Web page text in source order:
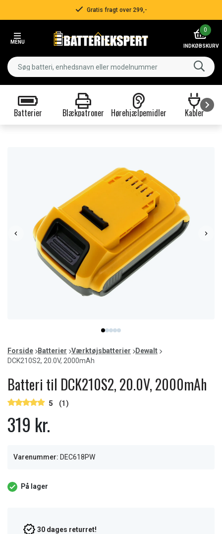
Gratis fragt over 299,-
MENU
0
INDKØBSKURV
Batterier Blækpatroner Hørehjælpemidler Kabler
item
0
item
1
item
2
item
3
item
4
of
5
Forside Batterier Værktøjsbatterier
Dewalt
DCK210S2, 20.0V, 2000mAh
Batteri til DCK210S2, 20.0V, 2000mAh
5 (1)
319 kr.
Varenummer: DEC618PW
På lager
30 dages returret!